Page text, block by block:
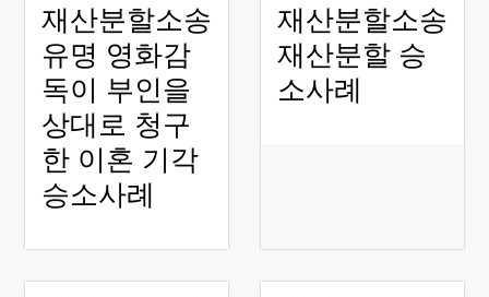
재산분할소송
유명 영화감
독이 부인을
상대로 청구
한 이혼 기각
승소사례
재산분할소송
재산분할 승
소사례